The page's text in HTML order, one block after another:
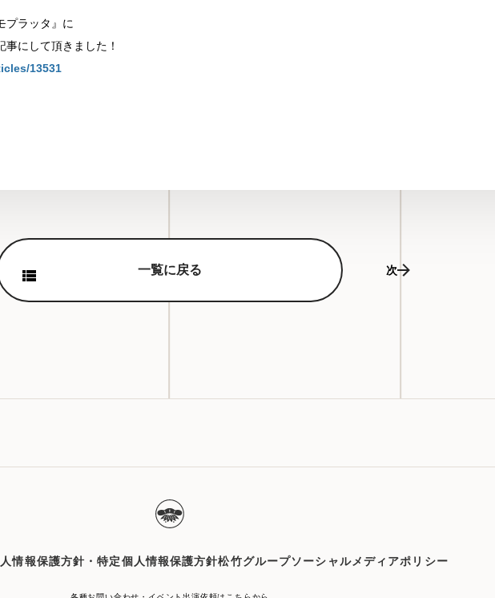
プラッタ』に
にして頂きました！
13531
次
一覧に戻る
情報保護方針・特定個人情報保護方針松竹グループソーシャルメディアポリシー